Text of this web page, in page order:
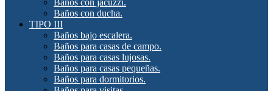
Baños con jacuzzi.
Baños con ducha.
TIPO III
Baños bajo escalera.
Baños para casas de campo.
Baños para casas lujosas.
Baños para casas pequeñas.
Baños para dormitorios.